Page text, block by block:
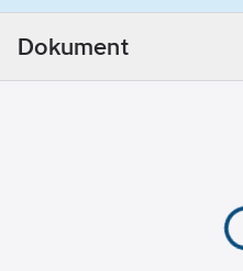
vid lägre temperaturer
(-30°C). PRIMERO AIR
är inredd av EPS
(expanderad
Dokument